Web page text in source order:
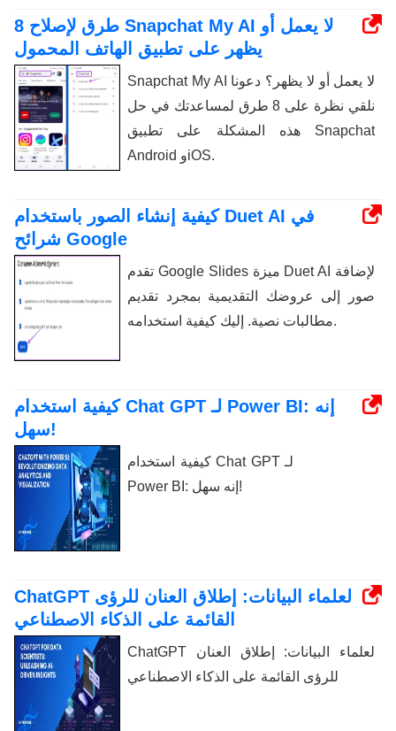
8 طرق لإصلاح Snapchat My AI لا يعمل أو
يظهر على تطبيق الهاتف المحمول
Snapchat My AI لا يعمل أو لا يظهر؟ دعونا
نلقي نظرة على 8 طرق لمساعدتك في حل
هذه المشكلة على تطبيق Snapchat
Android وiOS.
كيفية إنشاء الصور باستخدام Duet AI في
شرائح Google
تقدم Google Slides ميزة Duet AI لإضافة
صور إلى عروضك التقديمية بمجرد تقديم
مطالبات نصية. إليك كيفية استخدامه.
كيفية استخدام Chat GPT لـ Power BI: إنه
سهل!
كيفية استخدام Chat GPT لـ
Power BI: إنه سهل!
ChatGPT لعلماء البيانات: إطلاق العنان للرؤى
القائمة على الذكاء الاصطناعي
ChatGPT لعلماء البيانات: إطلاق العنان
للرؤى القائمة على الذكاء الاصطناعي